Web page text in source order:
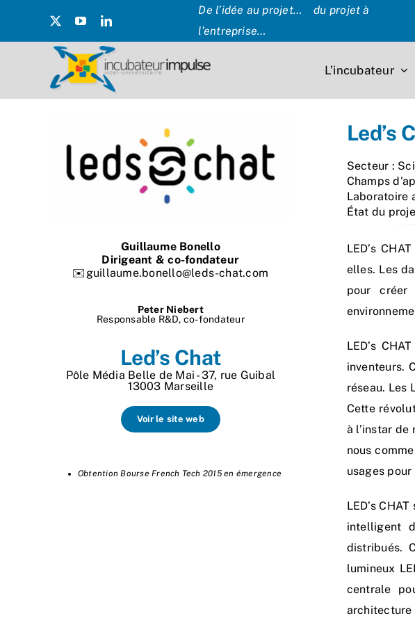
De l’idée au projet… du projet à
l’entreprise…
L’incubateur
Guillaume Bonello
Dirigeant & co-fondateur
✉️guillaume.bonello@leds-chat.com
Peter Niebert
Responsable R&D, co-fondateur
Led’s Chat
Pôle Média Belle de Mai - 37, rue Guibal
13003 Marseille
Voir le site web
Obtention Bourse French Tech 2015 en émergence
Led’s
Secteur :
Champs
Laboratoire
État du
LED’s
elles. Les
pour créer
LED’s
inventeurs.
réseau. Les
Cette
à l’instar
nous
usages
LED’s
intelligent
distribués.
lumineux
centrale
architecture